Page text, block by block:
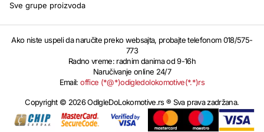
Sve grupe proizvoda
Ako niste uspeli da naručite preko websajta, probajte telefonom 018/575-
773
Radno vreme: radnim danima od 9-16h
Naručivanje online 24/7
Email:office (*@*)odigledolokomotive(*.*)rs
Copyright © 2026 OdIgleDoLokomotive.rs ® Sva prava zadržana.